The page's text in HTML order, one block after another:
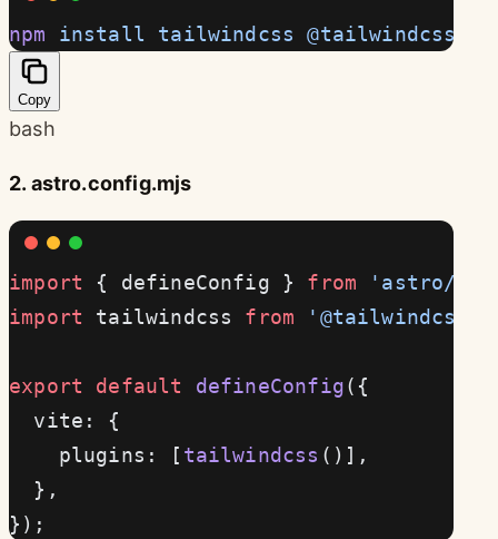
npm install tailwindcss @tailwindcss/
Copy
bash
2. astro.config.mjs
import { defineConfig } from 'astro/
import tailwindcss from '@tailwindcss/
export default defineConfig({
  vite: {
    plugins: [
tailwindcss ()],
  },
});